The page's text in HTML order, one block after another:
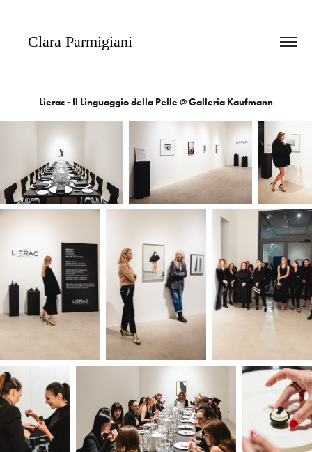
   Clara Parmigiani
Lierac - Il Linguaggio della Pelle @ Galleria Kaufmann